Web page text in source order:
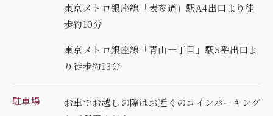
東京メトロ銀座線「表参道」駅A4出口より徒
歩約10分
東京メトロ銀座線「青山一丁目」駅5番出口よ
り徒歩約13分
駐車場
お車でお越しの際はお近くのコインパーキング